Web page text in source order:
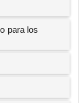
para los